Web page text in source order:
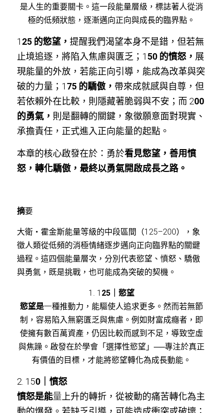
是人生的重要關卡。這一段能量層級，標誌著人從消
極的低頻狀態，逐漸邁向正向與成長的臨界點。
1 25 的慾望， 提醒我們渴望本身不是錯，但若無
止境追逐，將陷入焦慮與匱乏；1 50 的憤怒， 展
現能量的外放，若能正向引導，能成為改革與突
破的力量；1 75 的驕傲， 帶來成就感與自尊，但
若依賴外在比較，則隱藏著脆弱與不安；而 200
的勇氣， 則是翻轉的關鍵，象徵願意面對現實、
承擔責任，正式進入正向能量的起點。
本章的核心啟發在於：勇於看見慾望，善用憤
怒，轉化驕傲，最終以勇氣開啟成長之路。
摘要
大衛・ 霍金斯能量等級的中段區間（125–200），象
徵人類從低頻的消極情緒逐步邁向正向臨界點的關鍵
過程。這四個能量層次，分別代表慾望、憤怒、驕傲
與勇氣，既是挑戰，也可能成為突破的契機。
1. 1 25｜慾望
慾望是一種推動力，能驅使人追求更多。然而若無節
制，容易陷入無窮匱乏與焦慮。例如財富成癮者，即
使擁有數百萬資產，仍因比較而感到不足，導致空虛
與焦躁。啟發在於學會「選擇性慾望」──專注於真正
有價值的目標，才能將慾望轉化為成長動能。
2. 150｜憤怒
憤怒是能量 上升的轉折，從被動的痛苦轉化為主